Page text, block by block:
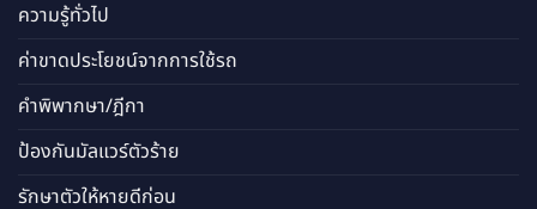
ความรู้ทั่วไป
ค่าขาดประโยชน์จากการใช้รถ
คำพิพากษา/ฎีกา
ป้องกันมัลแวร์ตัวร้าย
รักษาตัวให้หายดีก่อน